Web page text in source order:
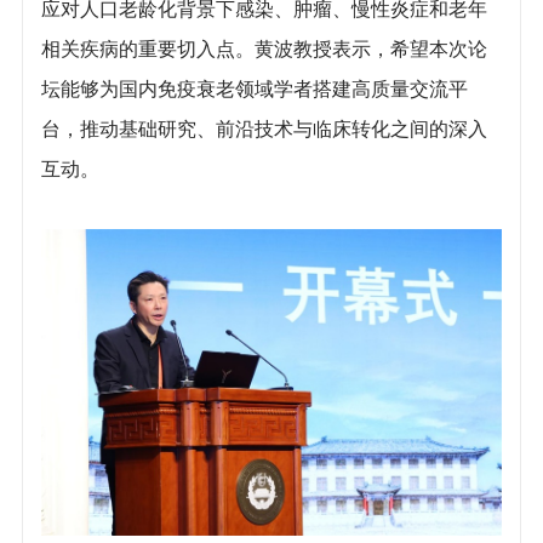
应对人口老龄化背景下感染、肿瘤、慢性炎症和老年
相关疾病的重要切入点。黄波教授表示，希望本次论
坛能够为国内免疫衰老领域学者搭建高质量交流平
台，推动基础研究、前沿技术与临床转化之间的深入
互动。